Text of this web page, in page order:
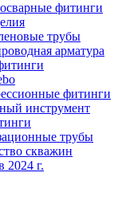
фитинги
трубы
арматура
фитинги
инструмент
трубы
скважин
2024 г.